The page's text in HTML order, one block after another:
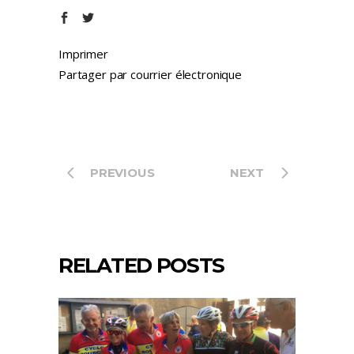
Imprimer
Partager par courrier électronique
PREVIOUS NEXT
RELATED POSTS